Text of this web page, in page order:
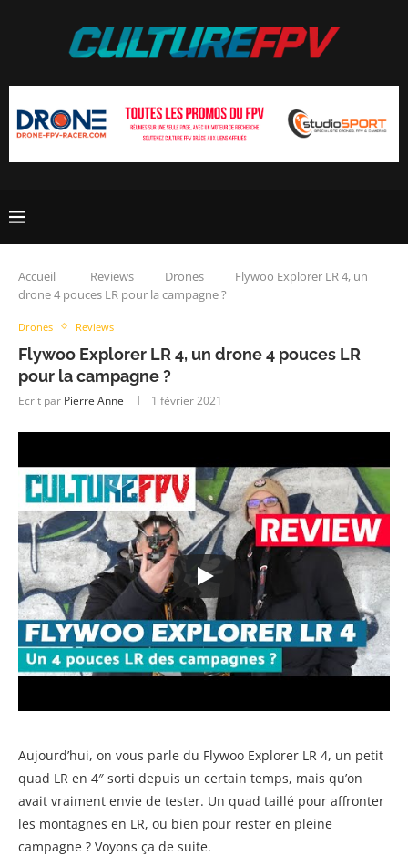
Accueil Reviews Drones
Flywoo Explorer LR 4, un
drone 4 pouces LR pour la campagne ?
Drones Reviews
Flywoo Explorer LR 4, un drone 4 pouces LR
pour la campagne ?
Ecrit par Pierre Anne 1 février 2021
Aujourd’hui, on vous parle du Flywoo Explorer LR 4, un petit
quad LR en 4″ sorti depuis un certain temps, mais qu’on
avait vraiment envie de tester. Un quad taillé pour affronter
les montagnes en LR, ou bien pour rester en pleine
campagne ? Voyons ça de suite.